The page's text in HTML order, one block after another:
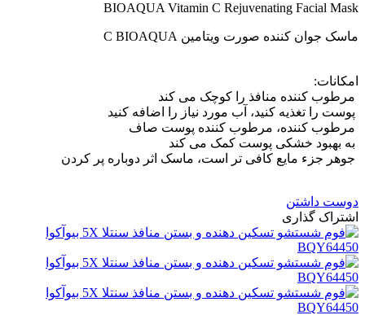
BIOAQUA Vitamin C Rejuvenating Facial Mask
ماسک جوان کننده صورت ویتامین C BIOAQUA
امکانات:
مرطوب کننده منافذ را کوچک می کند
پوست را تغذیه کنید، آب مورد نیاز را اضافه کنید
مرطوب کننده، مرطوب کننده پوست صاف
به بهبود خشکی پوست کمک می کند
جوهر جزء مایع کافی تر است، ماسک اثر دوباره پر کردن
دوست داشتن
اشتراک گذاری